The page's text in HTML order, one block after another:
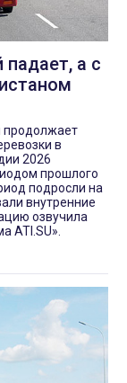
падает, а с
продолжает
в
2026
прошлого
подросли на
внутренние
озвучила
ATI.SU».